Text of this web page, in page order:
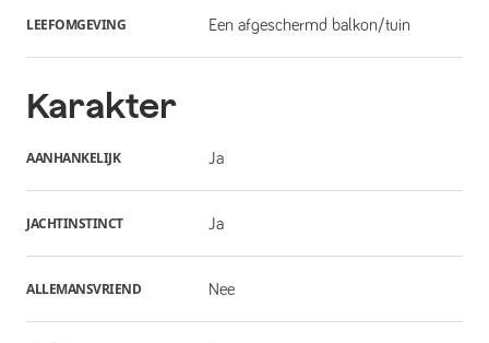
LEEFOMGEVING Een afgeschermd balkon/tuin
Karakter
AANHANKELIJK Ja
JACHTINSTINCT Ja
ALLEMANSVRIEND Nee